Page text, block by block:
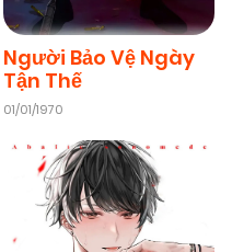
Người Bảo Vệ Ngày
Tận Thế
01/01/1970